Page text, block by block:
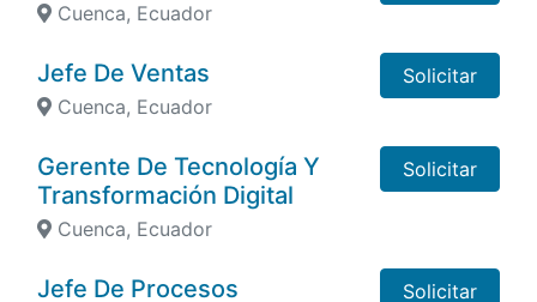
Cuenca, Ecuador
Jefe De Ventas
Cuenca, Ecuador
Solicitar
Gerente De Tecnología Y
Transformación Digital
Cuenca, Ecuador
Solicitar
Jefe De Procesos Solicitar